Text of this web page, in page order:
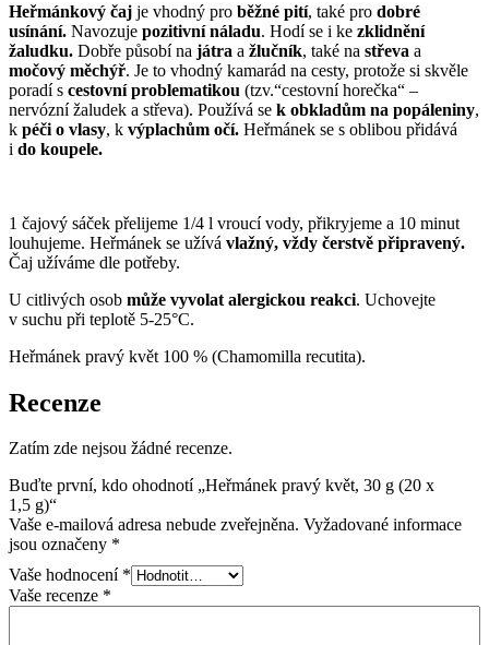
Heřmánkový čaj je vhodný pro běžné pití, také pro dobré
usínání. Navozuje pozitivní náladu. Hodí se i ke zklidnění
žaludku. Dobře působí na játra a žlučník, také na střeva a
močový měchýř. Je to vhodný kamarád na cesty, protože si skvěle
poradí s cestovní problematikou (tzv.“cestovní horečka“ –
nervózní žaludek a střeva). Používá se k obkladům na popáleniny,
k péči o vlasy, k výplachům očí. Heřmánek se s oblibou přidává
i do koupele.
1 čajový sáček přelijeme 1/4 l vroucí vody, přikryjeme a 10 minut
louhujeme. Heřmánek se užívá vlažný, vždy čerstvě připravený.
Čaj užíváme dle potřeby.
U citlivých osob může vyvolat alergickou reakci. Uchovejte
v suchu při teplotě 5-25°C.
Heřmánek pravý květ 100 % (Chamomilla recutita).
Recenze
Zatím zde nejsou žádné recenze.
Buďte první, kdo ohodnotí „Heřmánek pravý květ, 30 g (20 x
1,5 g)“
Vaše e-mailová adresa nebude zveřejněna. Vyžadované informace
jsou označeny *
Vaše hodnocení *
Vaše recenze *